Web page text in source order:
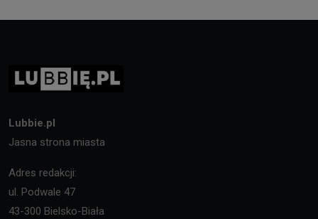
Lubbie.pl
Jasna strona miasta
Adres redakcji:
ul. Podwale 47
43-300 Bielsko-Biała